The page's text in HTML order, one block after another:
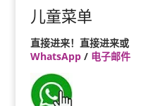
儿童菜单
直接进来！直接进来或
WhatsApp/ 电子邮件